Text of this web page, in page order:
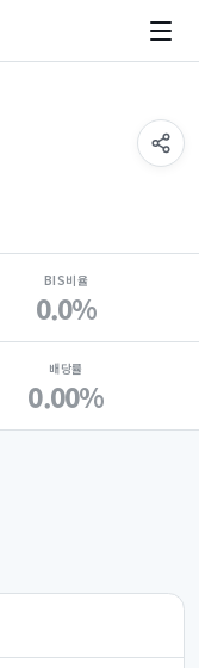
BIS비율
0.0%
배당률
0.00%